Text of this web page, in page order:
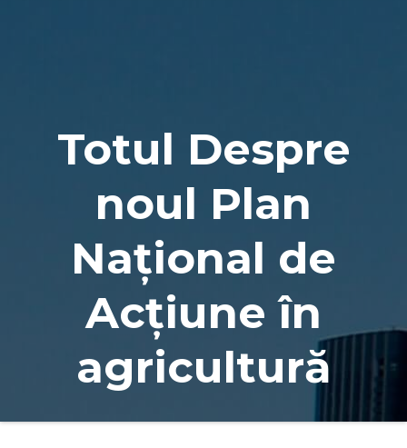
Totul Despre
noul Plan
Național de
Acțiune în
agricultură